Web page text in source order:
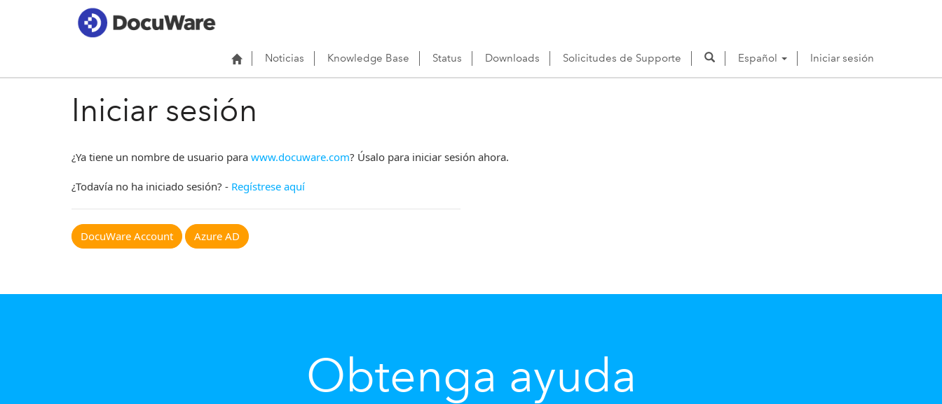
Noticias Knowledge Base Status Downloads Solicitudes de Supporte Español Iniciar sesión
Iniciar sesión
¿Ya tiene un nombre de usuario para www.docuware.com? Úsalo para iniciar sesión ahora.
¿Todavía no ha iniciado sesión? - Regístrese aquí
DocuWare Account Azure AD
Obtenga ayuda